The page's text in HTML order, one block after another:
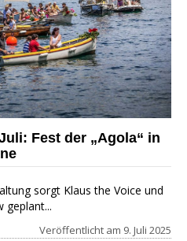
Fest der „Agola“ in
sorgt Klaus the Voice und
geplant...
Veröffentlicht am 9. Juli 2025